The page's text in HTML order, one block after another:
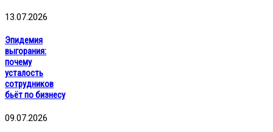
13.07.2026
Эпидемия
выгорания:
почему
усталость
сотрудников
бьёт по бизнесу
09.07.2026